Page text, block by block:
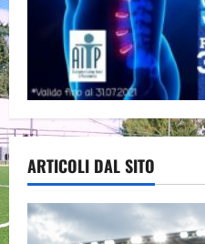
ARTICOLI DAL SITO